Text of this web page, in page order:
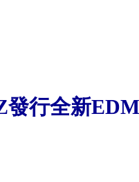
行全新